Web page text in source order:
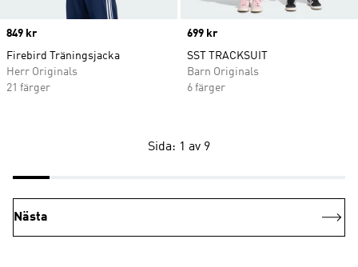
Price
849 kr
Firebird Träningsjacka
Herr Originals
21 färger
Price
699 kr
SST TRACKSUIT
Barn Originals
6 färger
Sida: 1 av 9
Nästa